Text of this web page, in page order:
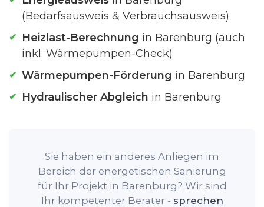
(Bedarfsausweis & Verbrauchsausweis)
Heizlast-Berechnung in Barenburg (auch
inkl. Wärmepumpen-Check)
Wärmepumpen-Förderung in Barenburg
Hydraulischer Abgleich in Barenburg
Sie haben ein anderes Anliegen im
Bereich der energetischen Sanierung
für Ihr Projekt in Barenburg? Wir sind
Ihr kompetenter Berater - sprechen